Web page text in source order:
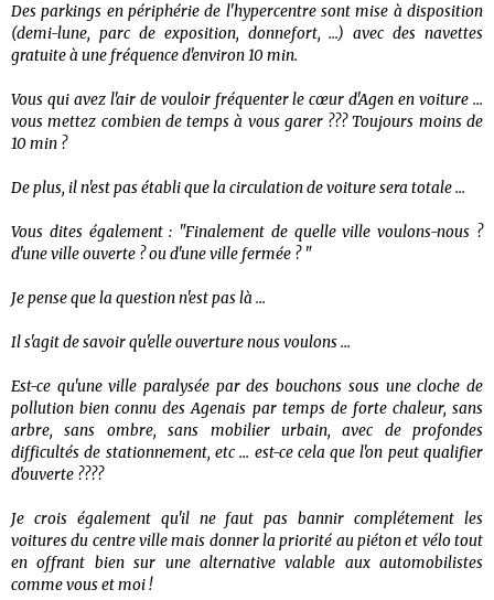
Des parkings en périphérie de l'hypercentre sont mise à disposition
(demi-lune, parc de exposition, donnefort, ...) avec des navettes
gratuite à une fréquence d'environ 10 min.
Vous qui avez l'air de vouloir fréquenter le cœur d'Agen en voiture ...
vous mettez combien de temps à vous garer ??? Toujours moins de
10 min ?
De plus, il n'est pas établi que la circulation de voiture sera totale ...
Vous dites également : "Finalement de quelle ville voulons-nous ?
d'une ville ouverte ? ou d'une ville fermée ? "
Je pense que la question n'est pas là ...
Il s'agit de savoir qu'elle ouverture nous voulons ...
Est-ce qu'une ville paralysée par des bouchons sous une cloche de
pollution bien connu des Agenais par temps de forte chaleur, sans
arbre, sans ombre, sans mobilier urbain, avec de profondes
difficultés de stationnement, etc ... est-ce cela que l'on peut qualifier
d'ouverte ????
Je crois également qu'il ne faut pas bannir complétement les
voitures du centre ville mais donner la priorité au piéton et vélo tout
en offrant bien sur une alternative valable aux automobilistes
comme vous et moi !